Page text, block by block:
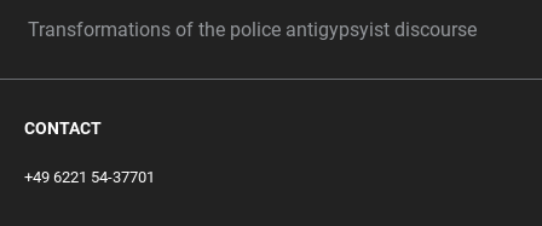
Transformations of the police antigypsyist discourse
CONTACT
+49 6221 54-37701